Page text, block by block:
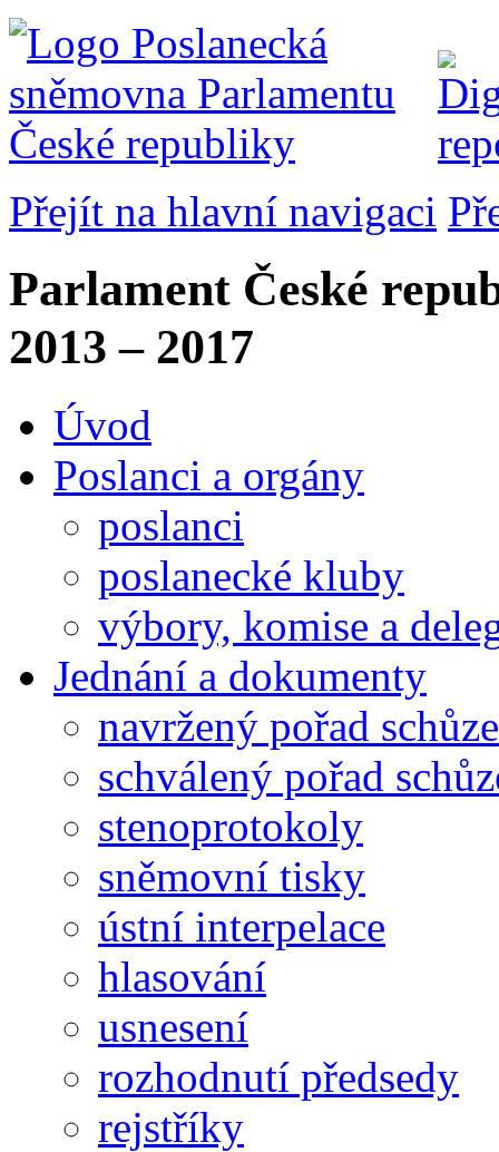
Přejít na hlavní navigaci
Parlament České
2013 – 2017
Úvod
Poslanci a orgány
poslanci
poslanecké kluby
výbory, komise a
Jednání a dokumenty
navržený pořad schůze
schválený pořad
stenoprotokoly
sněmovní tisky
ústní interpelace
hlasování
usnesení
rozhodnutí předsedy
rejstříky